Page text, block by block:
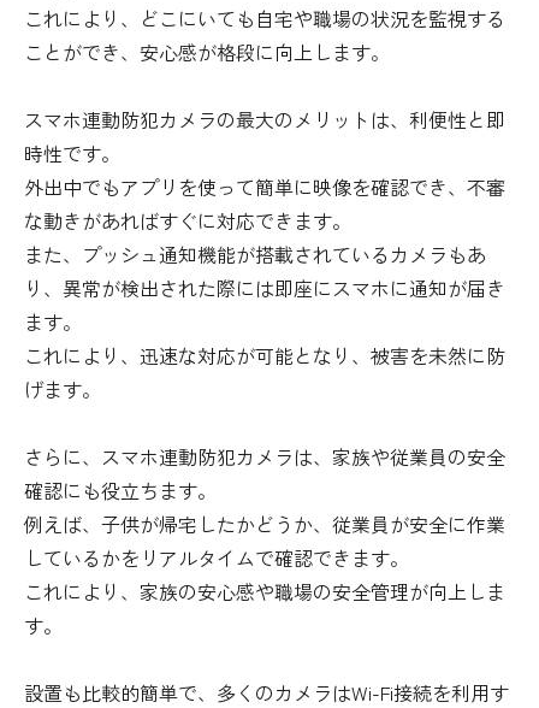
これにより、どこにいても自宅や職場の状況を監視する
ことができ、安心感が格段に向上します。
スマホ連動防犯カメラの最大のメリットは、利便性と即
時性です。
外出中でもアプリを使って簡単に映像を確認でき、不審
な動きがあればすぐに対応できます。
また、プッシュ通知機能が搭載されているカメラもあ
り、異常が検出された際には即座にスマホに通知が届き
ます。
これにより、迅速な対応が可能となり、被害を未然に防
げます。
さらに、スマホ連動防犯カメラは、家族や従業員の安全
確認にも役立ちます。
例えば、子供が帰宅したかどうか、従業員が安全に作業
しているかをリアルタイムで確認できます。
これにより、家族の安心感や職場の安全管理が向上しま
す。
設置も比較的簡単で、多くのカメラはWi-Fi接続を利用す